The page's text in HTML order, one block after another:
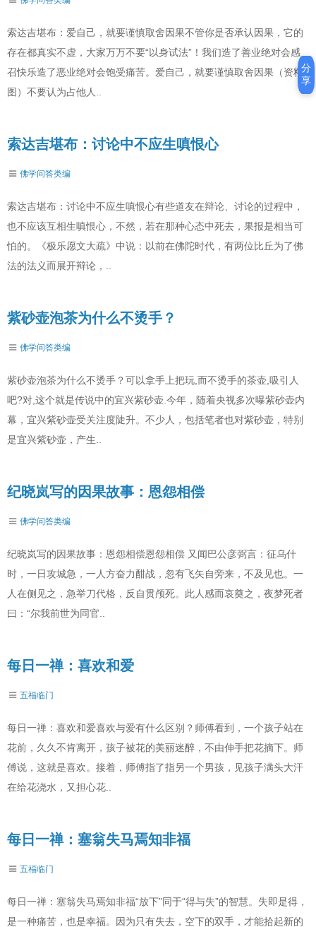
索达吉堪布：爱自己，就要谨慎取舍因果不管你是否承认因果，它的
存在都真实不虚，大家万万不要“以身试法”！我们造了善业绝对会感
召快乐造了恶业绝对会饱受痛苦。爱自己，就要谨慎取舍因果（资料
图）不要认为占他人..
索达吉堪布：讨论中不应生嗔恨心
佛学问答类编
索达吉堪布：讨论中不应生嗔恨心有些道友在辩论、讨论的过程中，
也不应该互相生嗔恨心，不然，若在那种心态中死去，果报是相当可
怕的。《极乐愿文大疏》中说：以前在佛陀时代，有两位比丘为了佛
法的法义而展开辩论，..
紫砂壶泡茶为什么不烫手？
佛学问答类编
紫砂壶泡茶为什么不烫手？可以拿手上把玩,而不烫手的茶壶,吸引人
吧?对,这个就是传说中的宜兴紫砂壶.今年，随着央视多次曝紫砂壶内
幕，宜兴紫砂壶受关注度陡升。不少人，包括笔者也对紫砂壶，特别
是宜兴紫砂壶，产生..
纪晓岚写的因果故事：恩怨相偿
佛学问答类编
纪晓岚写的因果故事：恩怨相偿恩怨相偿 又闻巴公彦弼言：征乌什
时，一日攻城急，一人方奋力酣战，忽有飞矢自旁来，不及见也。一
人在侧见之，急举刀代格，反自贯颅死。此人感而哀奠之，夜梦死者
曰：“尔我前世为同官..
每日一禅：喜欢和爱
五福临门
每日一禅：喜欢和爱喜欢与爱有什么区别？师傅看到，一个孩子站在
花前，久久不肯离开，孩子被花的美丽迷醉，不由伸手把花摘下。师
傅说，这就是喜欢。接着，师傅指了指另一个男孩，见孩子满头大汗
在给花浇水，又担心花..
每日一禅：塞翁失马焉知非福
五福临门
每日一禅：塞翁失马焉知非福“放下”同于“得与失”的智慧。失即是得，
是一种痛苦，也是幸福。因为只有失去，空下的双手，才能拾起新的
分
享